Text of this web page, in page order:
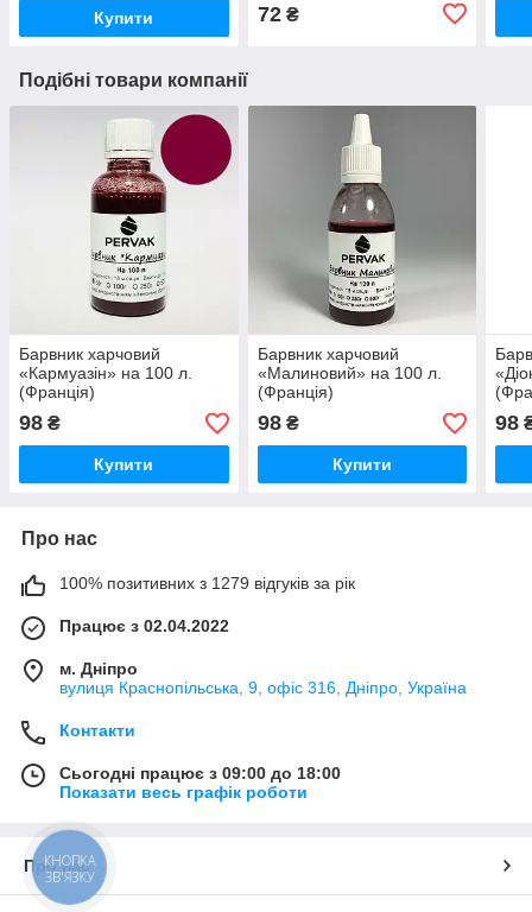
Купити 72₴
Подібні товари компанії
Барвник харчовий
«Кармуазін» на 100 л.
(Франція)
98 ₴
Купити
Барвник харчовий
«Малиновий» на 100 л.
(Франція)
98₴
Купити
98
Про нас
100% позитивних з 1279 відгуків за рік
Працює з 02.04.2022
м. Дніпро
вулиця Краснопільська, 9, офіс 316, Дніпро, Україна
Контакти
Сьогодні працює з 09:00 до 18:00
Показати весь графік роботи
Про нас
КНОПКА
ЗВ'ЯЗКУ